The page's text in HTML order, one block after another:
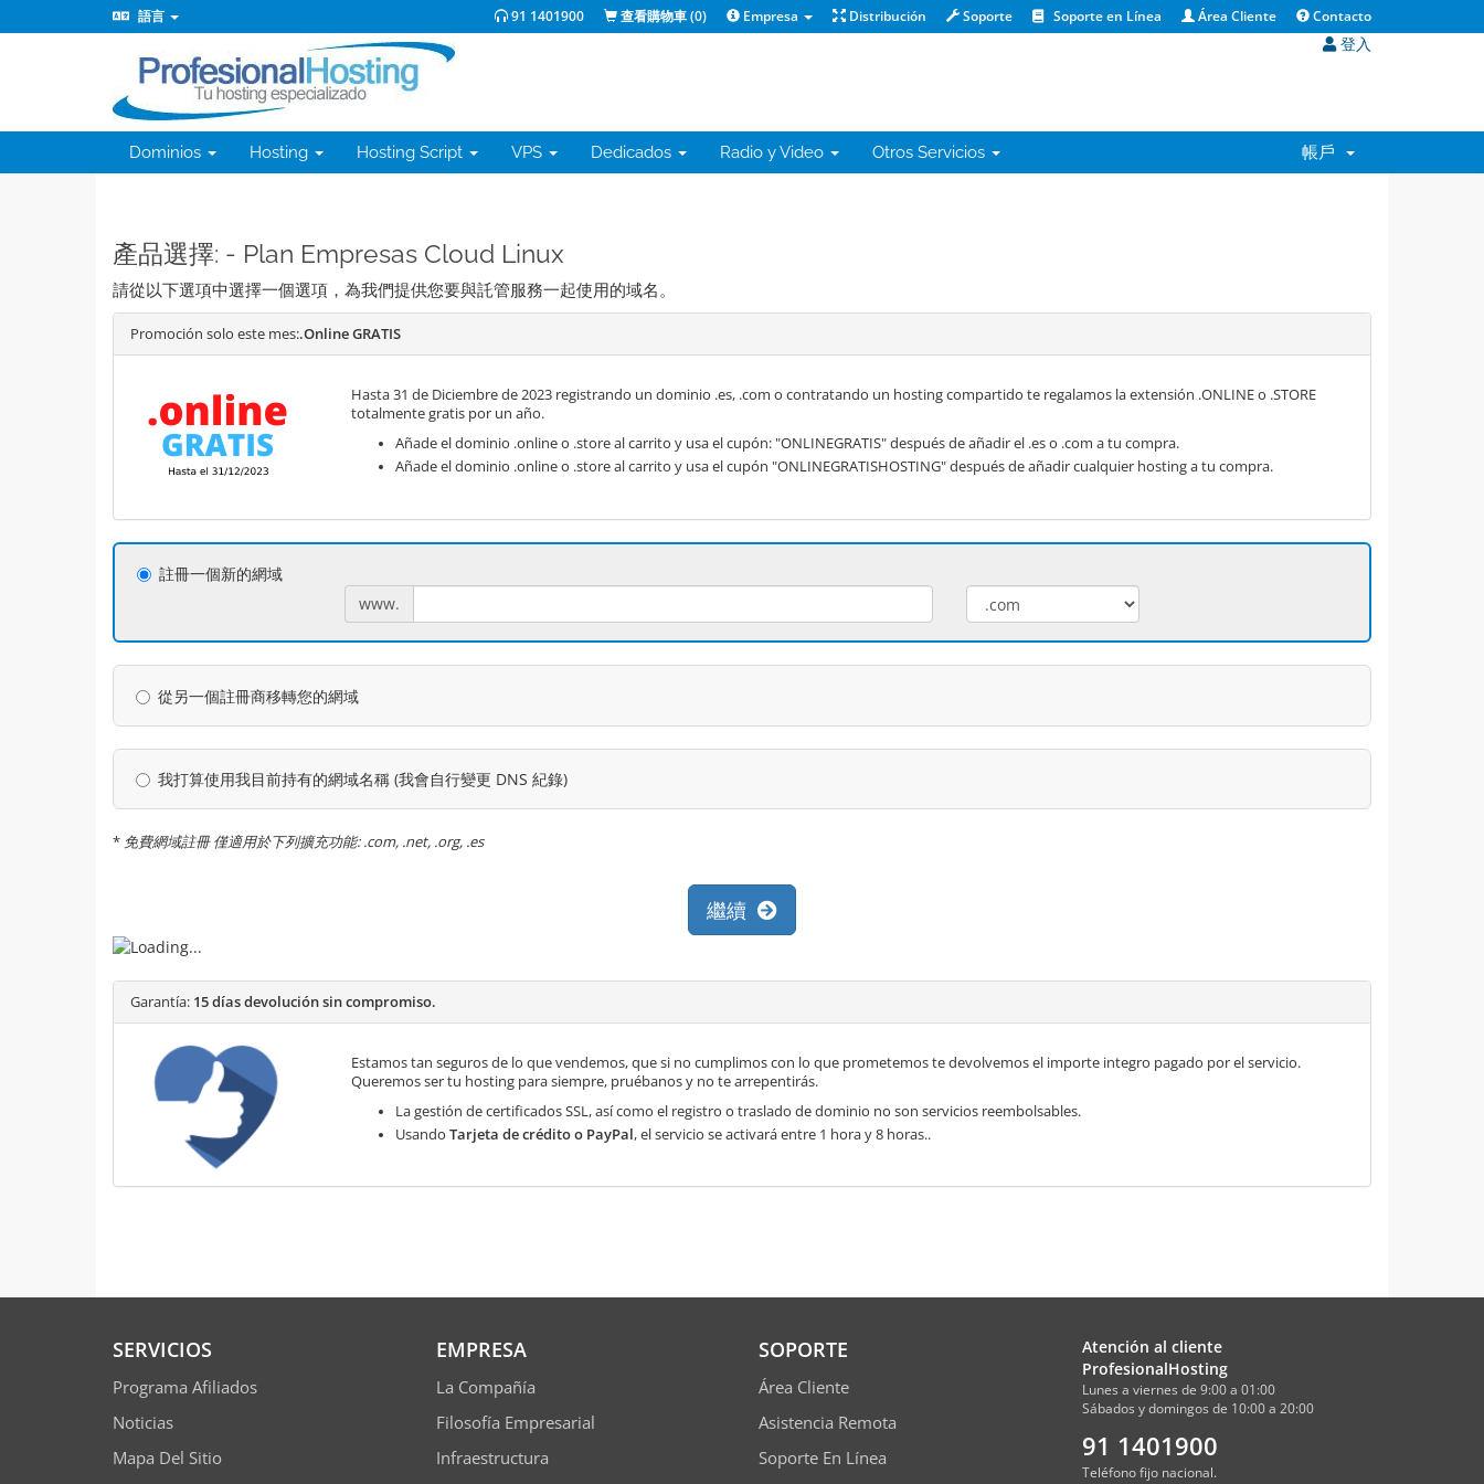
語言 91 1401900 查看購物車 (0) Empresa Distribución Soporte Soporte en Línea Área Cliente Contacto
登入
Dominios Hosting Hosting Script VPS Dedicados Radio y Video Otros Servicios 帳戶
產品選擇: - Plan Empresas Cloud Linux
請從以下選項中選擇一個選項，為我們提供您要與託管服務一起使用的域名。
Promoción solo este mes:.Online GRATIS
Hasta 31 de Diciembre de 2023 registrando un dominio .es, .com o contratando un hosting compartido te regalamos la extensión .ONLINE o .STORE
totalmente gratis por un año.
Añade el dominio .online o .store al carrito y usa el cupón: "ONLINEGRATIS" después de añadir el .es o .com a tu compra.
Añade el dominio .online o .store al carrito y usa el cupón "ONLINEGRATISHOSTING" después de añadir cualquier hosting a tu compra.
註冊一個新的網域
www.
從另一個註冊商移轉您的網域
我打算使用我目前持有的網域名稱 (我會自行變更 DNS 紀錄)
* 免費網域註冊 僅適用於下列擴充功能: .com, .net, .org, .es
繼續
Garantía: 15 días devolución sin compromiso.
Estamos tan seguros de lo que vendemos, que si no cumplimos con lo que prometemos te devolvemos el importe integro pagado por el servicio.
Queremos ser tu hosting para siempre, pruébanos y no te arrepentirás.
La gestión de certificados SSL, así como el registro o traslado de dominio no son servicios reembolsables.
Usando Tarjeta de crédito o PayPal, el servicio se activará entre 1 hora y 8 horas..
SERVICIOS
Programa Afiliados
Noticias
Mapa Del Sitio
EMPRESA
La Compañía
Filosofía Empresarial
Infraestructura
SOPORTE
Área Cliente
Asistencia Remota
Soporte En Línea
Atención al cliente
ProfesionalHosting
Lunes a viernes de 9:00 a 01:00
Sábados y domingos de 10:00 a 20:00
91 1401900
Teléfono fijo nacional.